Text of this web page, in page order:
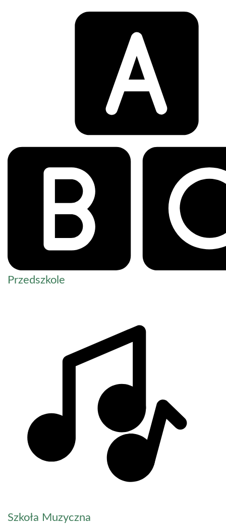
Przedszkole
Szkoła Muzyczna